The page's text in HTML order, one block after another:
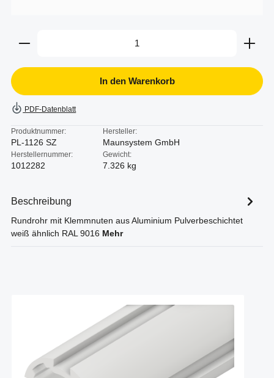
Produkt Anzahl: Gib den gewünschten Wert ein
In den Warenkorb
PDF-Datenblatt
Produktnummer:
PL-1126 SZ
Hersteller:
Maunsystem GmbH
Herstellernummer:
1012282
Gewicht:
7.326 kg
Beschreibung
Rundrohr mit Klemmnuten aus Aluminium Pulverbeschichtet
weiß ähnlich RAL 9016 Mehr